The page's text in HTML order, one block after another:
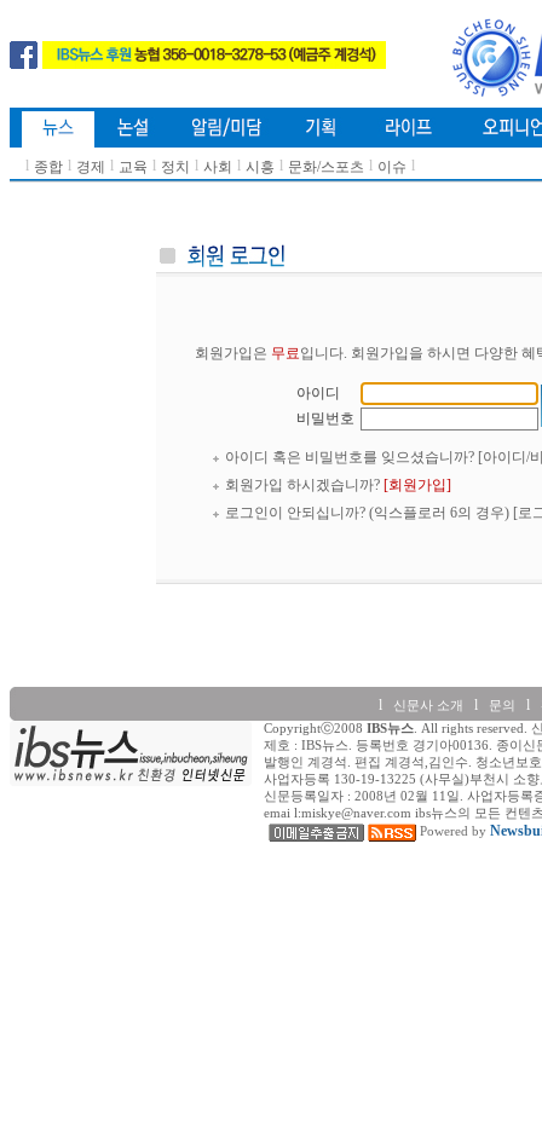
l 종합 l 경제 l 교육 l 정치 l 사회 l 시흥 l 문화/스포츠 l 이슈 l
회원가입은 무료입니다. 회원가입을 하시면 다양한
아이디
비밀번호
아이디 혹은 비밀번호를 잊으셨습니까? [아이디/
회원가입 하시겠습니까? [회원가입]
로그인이 안되십니까? (익스플로러 6의 경우) [로
l 신문사 소개 l 문의 l
Copyrightⓒ2008 IBS뉴스. All rights reserved.
제호 : IBS뉴스. 등록번호 경기아00136. 종이신
발행인 계경석. 편집 계경석,김인수. 청소년보
사업자등록 130-19-13225 (사무실)부천시 소
신문등록일자 : 2008년 02월 11일. 사업자등록
emai l:miskye@naver.com ibs뉴스의 모든 컨
Powered by